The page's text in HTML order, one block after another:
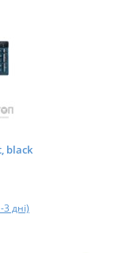
black
3 дні)